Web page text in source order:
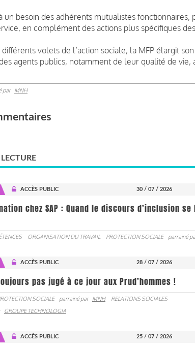
un besoin des adhérents mutualistes
en complément des actions plus spécifiques
volets de l’action sociale, la MFP élargit
agents publics, notamment de leur qualité de vie,
par MNH
ACCÈS PUBLIC 30 / 07 / 2026
chez SAP : Quand le discours d’inclusion
ORGANISATION DU TRAVAIL PROTECTION SOCIALE parrainé
ACCÈS PUBLIC 28 / 07 / 2026
pas jugé à ce jour aux Prud’hommes !
SOCIALE parrainé par MNH
RELATIONS SOCIALES
GROUPE TECHNOLOGIA
ACCÈS PUBLIC 25 / 07 / 2026